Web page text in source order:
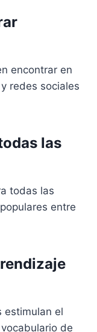
encontrar en
redes sociales
las
todas las
entre
estimulan el
de